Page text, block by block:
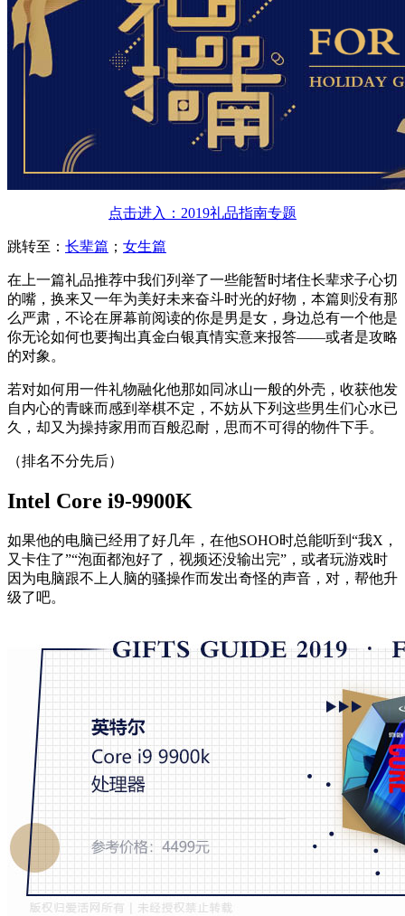
点击进入：2019礼品指南专题
跳转至： 长辈篇 ； 女生篇
在上一篇礼品推荐中我们列举了一些能暂时堵住长辈求子心切
的嘴，换来又一年为美好未来奋斗时光的好物，本篇则没有那
么严肃，不论在屏幕前阅读的你是男是女，身边总有一个他是
你无论如何也要掏出真金白银真情实意来报答——或者是攻略
的对象。
若对如何用一件礼物融化他那如同冰山一般的外壳，收获他发
自内心的青睐而感到举棋不定，不妨从下列这些男生们心水已
久，却又为操持家用而百般忍耐，思而不可得的物件下手。
（排名不分先后）
Intel Core i9-9900K
如果他的电脑已经用了好几年，在他SOHO时总能听到“我X，
又卡住了”“泡面都泡好了，视频还没输出完”，或者玩游戏时
因为电脑跟不上人脑的骚操作而发出奇怪的声音，对，帮他升
级了吧。